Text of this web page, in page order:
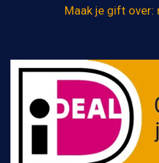
Maak je gift over: